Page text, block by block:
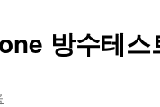
방수테